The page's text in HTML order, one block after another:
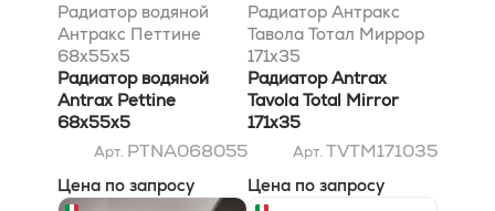
Радиатор водяной
Антракс Петтине
68x55x5
Радиатор водяной
Antrax Pettine
68x55x5
Арт. PTNA068055
Цена по запросу
Радиатор Антракс
Тавола Тотал Миррор
171x35
Радиатор Antrax
Tavola Total Mirror
171x35
Арт. TVTM171035
Цена по запросу